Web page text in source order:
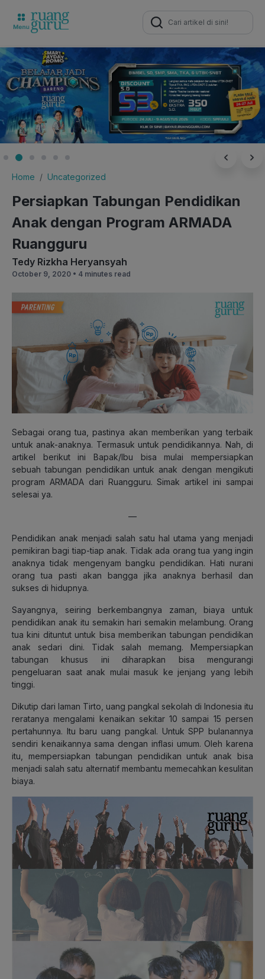
Search
for:
Home Uncategorized
Persiapkan Tabungan Pendidikan
Anak dengan Program ARMADA
Ruangguru
Tedy Rizkha Heryansyah
October 9, 2020 • 4 minutes read
Sebagai orang tua, pastinya akan memberikan yang terbaik
untuk anak-anaknya. Termasuk untuk pendidikannya. Nah, di
artikel berikut ini Bapak/Ibu bisa mulai mempersiapkan
sebuah tabungan pendidikan untuk anak dengan mengikuti
program ARMADA dari Ruangguru. Simak artikel ini sampai
selesai ya.
—
Pendidikan anak menjadi salah satu hal utama yang menjadi
pemikiran bagi tiap-tiap anak. Tidak ada orang tua yang ingin
anaknya tidak mengenyam bangku pendidikan. Hati nurani
orang tua pasti akan bangga jika anaknya berhasil dan
sukses di hidupnya.
Sayangnya, seiring berkembangnya zaman, biaya untuk
pendidikan anak itu semakin hari semakin melambung. Orang
tua kini dituntut untuk bisa memberikan tabungan pendidikan
anak sedari dini. Tidak salah memang. Mempersiapkan
tabungan khusus ini diharapkan bisa mengurangi
pengeluaran saat anak mulai masuk ke jenjang yang lebih
tinggi.
Dikutip dari laman Tirto, uang pangkal sekolah di Indonesia itu
reratanya mengalami kenaikan sekitar 10 sampai 15 persen
pertahunnya. Itu baru uang pangkal. Untuk SPP bulanannya
sendiri kenaikannya sama dengan inflasi umum. Oleh karena
itu, mempersiapkan tabungan pendidikan untuk anak bisa
menjadi salah satu alternatif membantu memecahkan kesulitan
biaya.